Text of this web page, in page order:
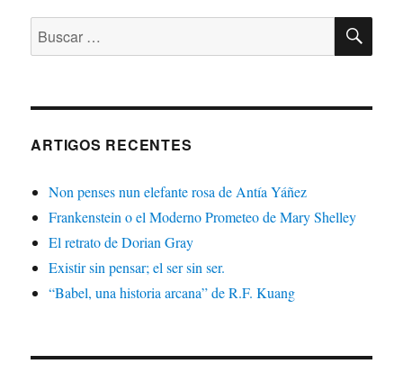
Buscar:
ARTIGOS RECENTES
Non penses nun elefante rosa de Antía Yáñez
Frankenstein o el Moderno Prometeo de Mary Shelley
El retrato de Dorian Gray
Existir sin pensar; el ser sin ser.
“Babel, una historia arcana” de R.F. Kuang